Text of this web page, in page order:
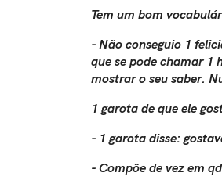
Tem um bom
- Não conseguio 1
que se pode chamar 1
mostrar o seu saber.
1 garota de que ele
- 1 garota disse:
- Compõe de vez em